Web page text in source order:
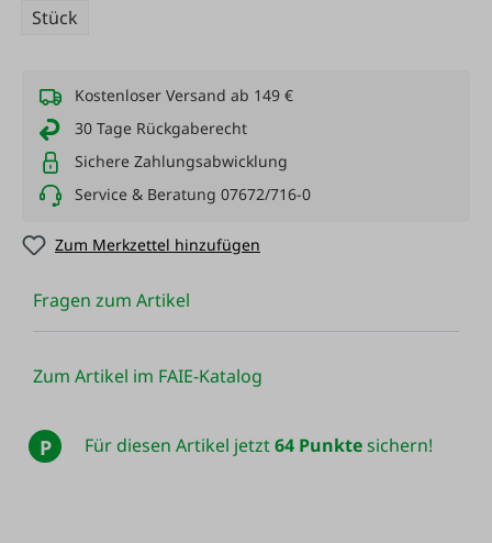
Stück
Kostenloser Versand ab 149 €
30 Tage Rückgaberecht
Sichere Zahlungsabwicklung
Service & Beratung 07672/716-0
Zum Merkzettel hinzufügen
Fragen zum Artikel
Zum Artikel im FAIE-Katalog
P Für diesen Artikel jetzt64 Punktesichern!